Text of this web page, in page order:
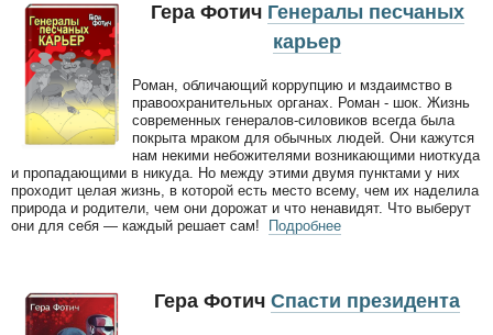
Гера Фотич Генералы песчаных
карьер
Роман, обличающий коррупцию и мздаимство в
правоохранительных органах. Роман - шок. Жизнь
современных генералов-силовиков всегда была
покрыта мраком для обычных людей. Они кажутся
нам некими небожителями возникающими ниоткуда
и пропадающими в никуда. Но между этими двумя пунктами у них
проходит целая жизнь, в которой есть место всему, чем их наделила
природа и родители, чем они дорожат и что ненавидят. Что выберут
они для себя — каждый решает сам!
Подробнее
Гера Фотич Спасти президента